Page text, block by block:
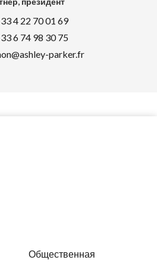
4 22 70 01 69
6 74 98 30 75
parker.fr
Общественная